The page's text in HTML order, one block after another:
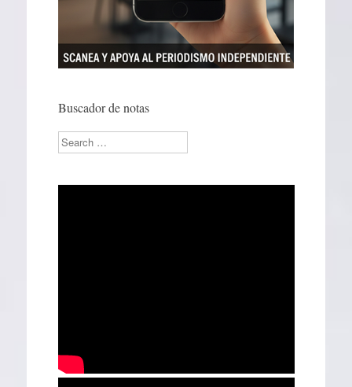
Buscador de notas
Search